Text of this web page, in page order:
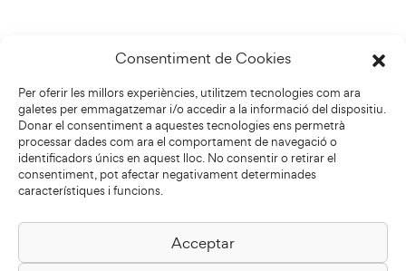
Consentiment de Cookies
Per oferir les millors experiències, utilitzem tecnologies com ara
galetes per emmagatzemar i/o accedir a la informació del dispositiu.
Donar el consentiment a aquestes tecnologies ens permetrà
processar dades com ara el comportament de navegació o
identificadors únics en aquest lloc. No consentir o retirar el
consentiment, pot afectar negativament determinades
característiques i funcions.
Acceptar
Biblioteca Pilarin Bayés